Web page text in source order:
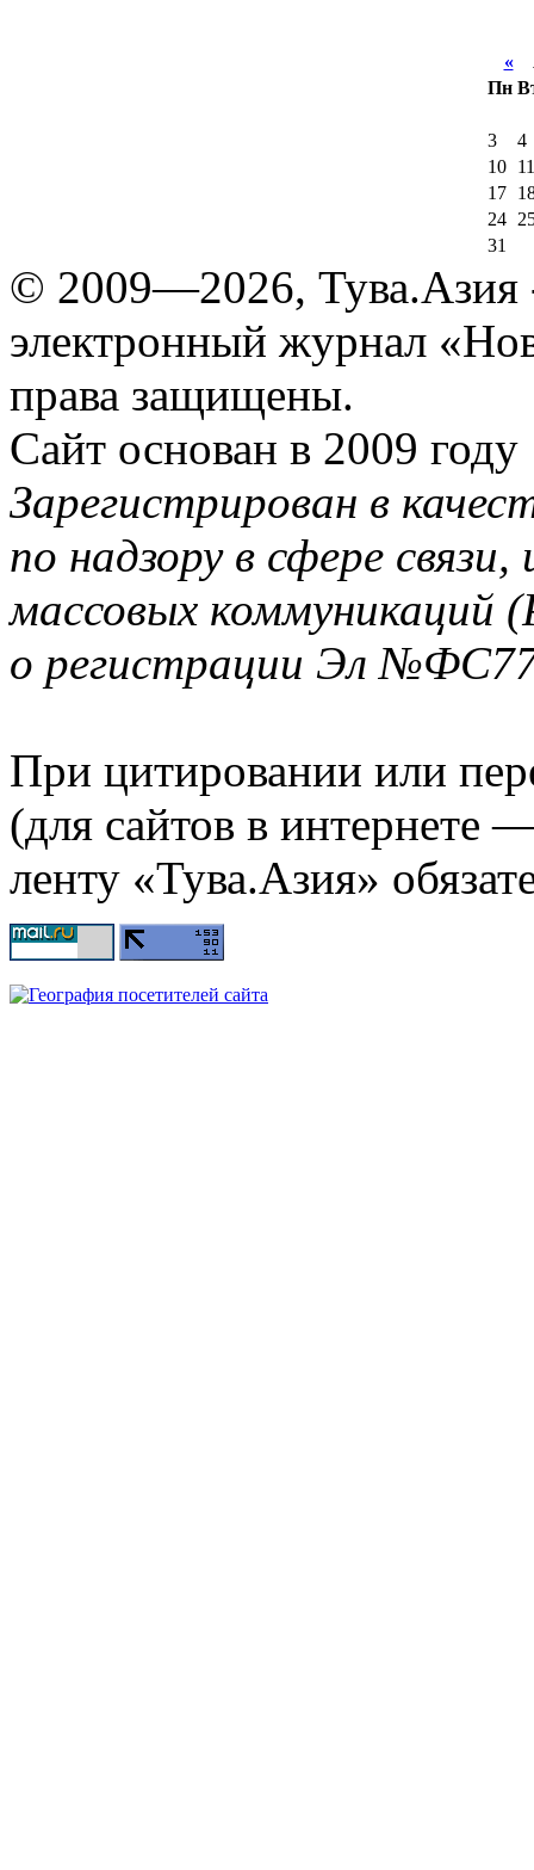
«
Пн
3
4
10
11
17
24
31
© 2009—2026, Тува.Азия
электронный журнал
права защищены.
Сайт основан в 2009 году
Зарегистрирован в
по надзору в сфере
массовых коммуникаций
о регистрации Эл
При цитировании или
(для сайтов в интернете
ленту «Тува.Азия»